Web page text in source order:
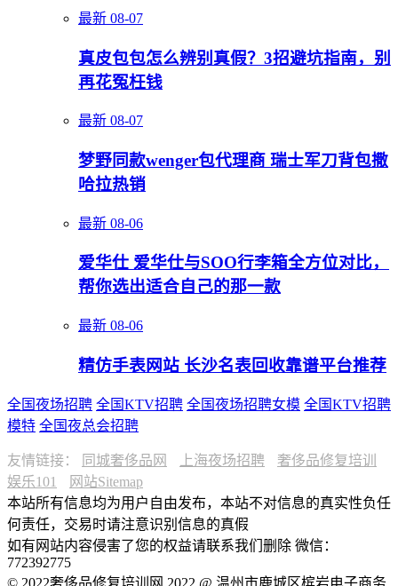
最新 08-07
真皮包包怎么辨别真假？3招避坑指南，别
再花冤枉钱
最新 08-07
梦野同款wenger包代理商 瑞士军刀背包撒
哈拉热销
最新 08-06
爱华仕 爱华仕与SOO行李箱全方位对比，
帮你选出适合自己的那一款
最新 08-06
精仿手表网站 长沙名表回收靠谱平台推荐
全国夜场招聘 全国KTV招聘 全国夜场招聘女模 全国KTV招聘
模特 全国夜总会招聘
友情链接： 同城奢侈品网 上海夜场招聘
奢侈品修复培训
娱乐101
网站Sitemap
本站所有信息均为用户自由发布，本站不对信息的真实性负任
何责任，交易时请注意识别信息的真假
如有网站内容侵害了您的权益请联系我们删除 微信：
772392775
© 2022奢侈品修复培训网 2022 @ 温州市鹿城区槟岩电子商务